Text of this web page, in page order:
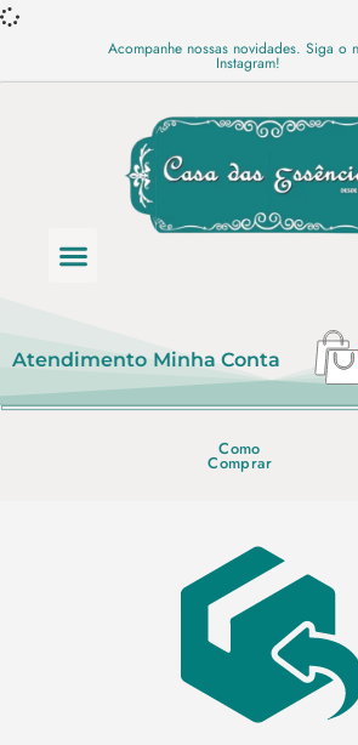
Acompanhe nossas novidades. Siga o
Instagram!
Atendimento Minha Conta
Como
Comprar